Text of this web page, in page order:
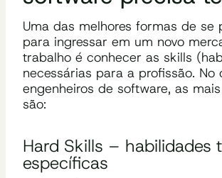
Uma das melhores formas de se
para ingressar em um novo
trabalho é conhecer as skills
necessárias para a profissão. No
engenheiros de software, as
são:
Hard Skills – habilidades
específicas